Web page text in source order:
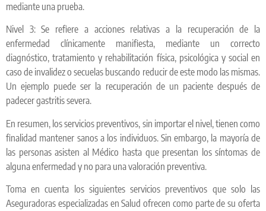
mediante una prueba.
Nivel 3: Se refiere a acciones relativas a la recuperación de la
enfermedad clínicamente manifiesta, mediante un correcto
diagnóstico, tratamiento y rehabilitación física, psicológica y social en
caso de invalidez o secuelas buscando reducir de este modo las mismas.
Un ejemplo puede ser la recuperación de un paciente después de
padecer gastritis severa.
En resumen, los servicios preventivos, sin importar el nivel, tienen como
finalidad mantener sanos a los individuos. Sin embargo, la mayoría de
las personas asisten al Médico hasta que presentan los síntomas de
alguna enfermedad y no para una valoración preventiva.
Toma en cuenta los siguientes servicios preventivos que solo las
Aseguradoras especializadas en Salud ofrecen como parte de su oferta